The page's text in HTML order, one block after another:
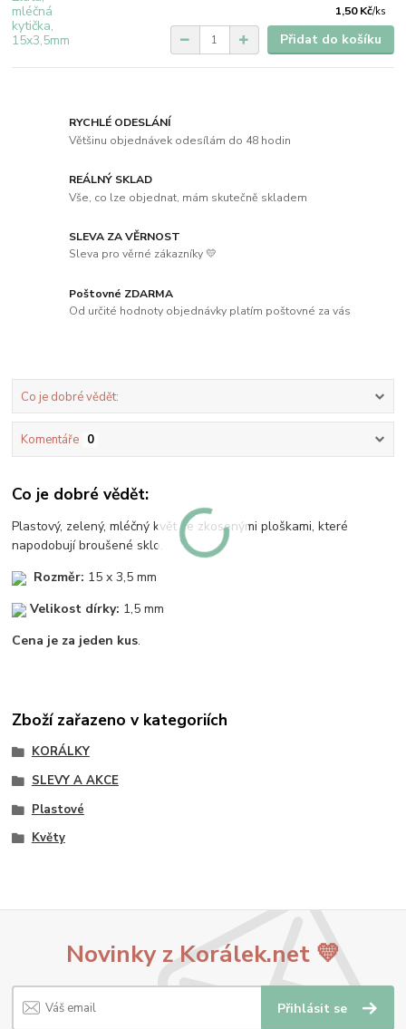
1,50 Kč/ks
Přidat do košíku
RYCHLÉ ODESLÁNÍ
Většinu objednávek odesílám do 48 hodin
REÁLNÝ SKLAD
Vše, co lze objednat, mám skutečně skladem
SLEVA ZA VĚRNOST
Sleva pro věrné zákazníky 💛
Poštovné ZDARMA
Od určité hodnoty objednávky platím poštovné za vás
Co je dobré vědět:
Komentáře 0
Co je dobré vědět:
Plastový, zelený, mléčný květ se zkosenými ploškami, které
napodobují broušené sklo.
Rozměr: 15 x 3,5 mm
Velikost dírky: 1,5 mm
Cena je za jeden kus.
Zboží zařazeno v kategoriích
KORÁLKY
SLEVY A AKCE
Plastové
Květy
Novinky z Korálek.net 💛
Přihlásit se